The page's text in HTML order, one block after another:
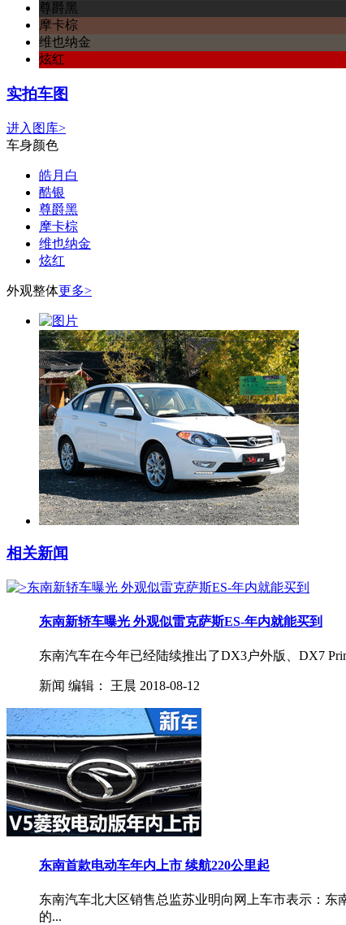
尊爵黑
摩卡棕
维也纳金
炫红
实拍车图
进入图库>
车身颜色
皓月白
酷银
尊爵黑
摩卡棕
维也纳金
炫红
外观整体更多>
相关新闻
东南新轿车曝光 外观似雷克萨斯ES-年内就能买到
东南汽车在今年已经陆续推出了DX3户外版、DX7
新闻 编辑： 王晨 2018-08-12
东南首款电动车年内上市 续航220公里起
东南汽车北大区销售总监苏业明向网上车市表示：
的...